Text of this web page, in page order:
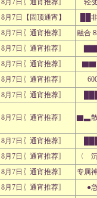
8月7日〖通宵推荐〗
轻
8月7日【固顶通宵】
██
8月7日〖通宵推荐〗
融合
8月7日〖通宵推荐〗
8月7日〖通宵推荐〗
8月7日〖通宵推荐〗
8月7日〖通宵推荐〗
8月7日〖通宵推荐〗 ▇▃
8月7日〖通宵推荐〗
8月7日〖通宵推荐〗
〈
8月7日〖通宵推荐〗
专属
8月7日〖通宵推荐〗
●